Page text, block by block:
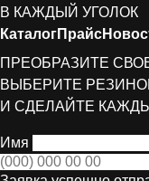
В КАЖДЫЙ УГОЛОК
КаталогПрайс
ПРЕОБРАЗИТЕ
ВЫБЕРИТЕ
И СДЕЛАЙТЕ
Имя